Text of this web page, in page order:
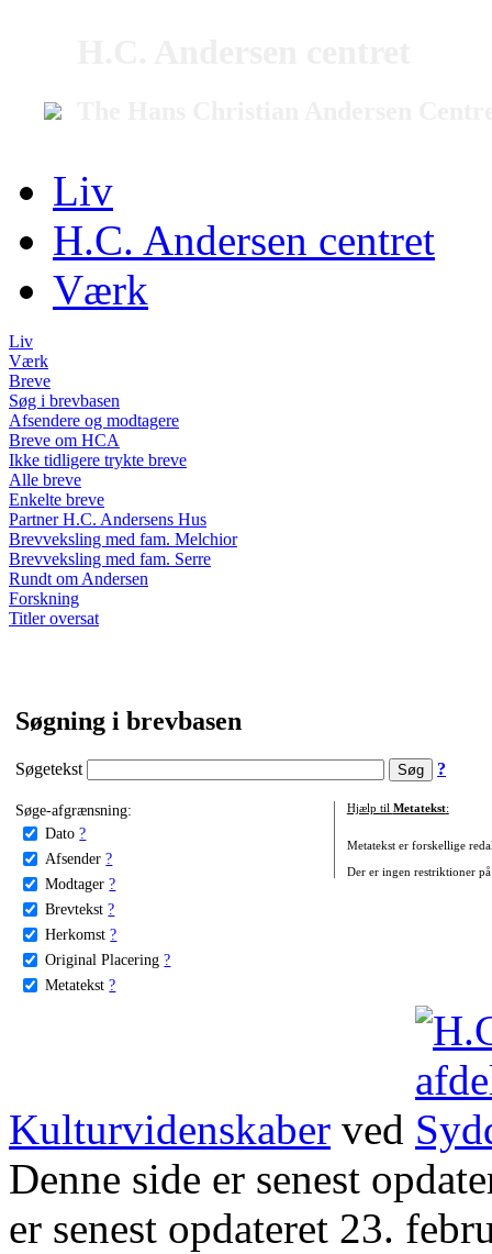
Liv
H.C. Andersen centret
Værk
Liv
Værk
Breve
Søg i brevbasen
Afsendere og modtagere
Breve om HCA
Ikke tidligere trykte breve
Alle breve
Enkelte breve
Partner H.C. Andersens Hus
Brevveksling med fam. Melchior
Brevveksling med fam. Serre
Rundt om Andersen
Forskning
Titler oversat
Søgning i brevbasen
Søgetekst ?
Søge-afgrænsning:
Dato ?
Afsender ?
Modtager ?
Brevtekst ?
Herkomst ?
Original Placering ?
Metatekst ?
Hjælp til Metatekst:
Metatekst er forskellige
Der er ingen restriktioner
Kulturvidenskaber ved
Denne side er senest
er senest opdateret 23.